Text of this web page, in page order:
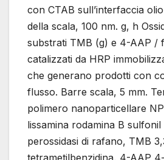
con CTAB sull’interfaccia
della scala, 100 nm. g, h
substrati TMB (g) e 4-AAP /
catalizzati da HRP
che generano prodotti con
flusso. Barre scala, 5 mm.
polimero nanoparticellare
lissamina rodamina B
perossidasi di rafano, TMB
tetrametilbenzidina, 4-AAP